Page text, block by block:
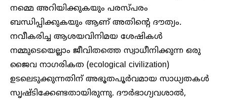
നമ്മെ അറിയിക്കുകയും പരസ്പരം
ബന്ധിപ്പിക്കുകയും ആണ് അതിന്റെ ദൗത്യം.
നവീകരിച്ച ആശയവിനിമയ ശേഷികൾ
നമ്മുടെയെല്ലാം ജീവിതത്തെ സ്വാധീനിക്കുന്ന ഒരു
ജൈവ നാഗരികത (ecological civilization)
ഉടലെടുക്കുന്നതിന് അഭൂതപൂർവമായ സാധ്യതകൾ
സൃഷ്ടിക്കേണ്ടതായിരുന്നു. ദൗർഭാഗ്യവശാൽ,